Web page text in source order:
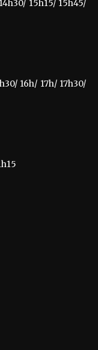
15h15/ 15h45/
16h/ 17h/ 17h30/